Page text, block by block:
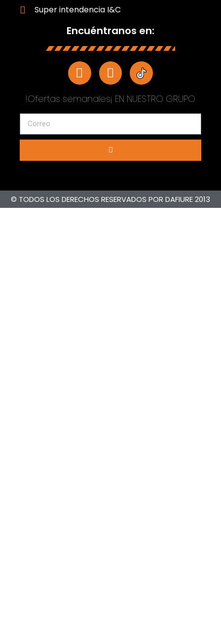
Super intendencia I&C
Encuéntranos en:
!Ofertas semanales¡ EN NUESTRO GRUPO
© TODOS LOS DERECHOS RESERVADOS POR DAFIURE 2013